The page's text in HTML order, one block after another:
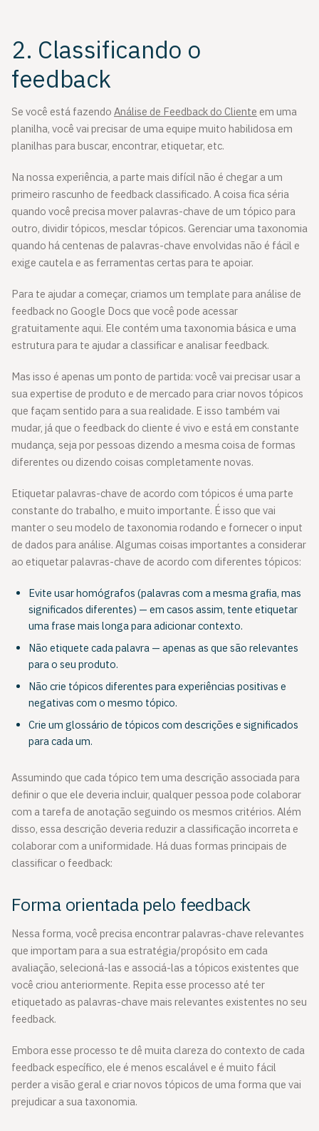
2. Classificando o
feedback
Se você está fazendoAnálise de Feedback do Cliente em uma
planilha, você vai precisar de uma equipe muito habilidosa em
planilhas para buscar, encontrar, etiquetar, etc.
Na nossa experiência, a parte mais difícil não é chegar a um
primeiro rascunho de feedback classificado. A coisa fica séria
quando você precisa mover palavras-chave de um tópico para
outro, dividir tópicos, mesclar tópicos. Gerenciar uma taxonomia
quando há centenas de palavras-chave envolvidas não é fácil e
exige cautela e as ferramentas certas para te apoiar.
Para te ajudar a começar, criamos um template para análise de
feedback no Google Docs que você pode acessar
gratuitamente aqui. Ele contém uma taxonomia básica e uma
estrutura para te ajudar a classificar e analisar feedback.
Mas isso é apenas um ponto de partida: você vai precisar usar a
sua expertise de produto e de mercado para criar novos tópicos
que façam sentido para a sua realidade. E isso também vai
mudar, já que o feedback do cliente é vivo e está em constante
mudança, seja por pessoas dizendo a mesma coisa de formas
diferentes ou dizendo coisas completamente novas.
Etiquetar palavras-chave de acordo com tópicos é uma parte
constante do trabalho, e muito importante. É isso que vai
manter o seu modelo de taxonomia rodando e fornecer o input
de dados para análise. Algumas coisas importantes a considerar
ao etiquetar palavras-chave de acordo com diferentes tópicos:
Evite usar homógrafos (palavras com a mesma grafia, mas
significados diferentes) — em casos assim, tente etiquetar
uma frase mais longa para adicionar contexto.
Não etiquete cada palavra — apenas as que são relevantes
para o seu produto.
Não crie tópicos diferentes para experiências positivas e
negativas com o mesmo tópico.
Crie um glossário de tópicos com descrições e significados
para cada um.
Assumindo que cada tópico tem uma descrição associada para
definir o que ele deveria incluir, qualquer pessoa pode colaborar
com a tarefa de anotação seguindo os mesmos critérios. Além
disso, essa descrição deveria reduzir a classificação incorreta e
colaborar com a uniformidade. Há duas formas principais de
classificar o feedback:
Forma orientada pelo feedback
Nessa forma, você precisa encontrar palavras-chave relevantes
que importam para a sua estratégia/propósito em cada
avaliação, selecioná-las e associá-las a tópicos existentes que
você criou anteriormente. Repita esse processo até ter
etiquetado as palavras-chave mais relevantes existentes no seu
feedback.
Embora esse processo te dê muita clareza do contexto de cada
feedback específico, ele é menos escalável e é muito fácil
perder a visão geral e criar novos tópicos de uma forma que vai
prejudicar a sua taxonomia.